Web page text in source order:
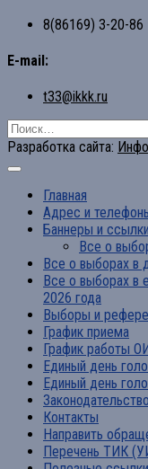
8(86169) 3-20-86
E-mail:
t33@ikkk.ru
Найти:
Разработка сайта:
Главная
Адрес и
Баннеры и ссылки
Все о
Все о выборах в
Все о выборах в
2026 года
Выборы и
График приема
График работы
Единый день
Единый день
Законодательство
Контакты
Направить
Перечень ТИК